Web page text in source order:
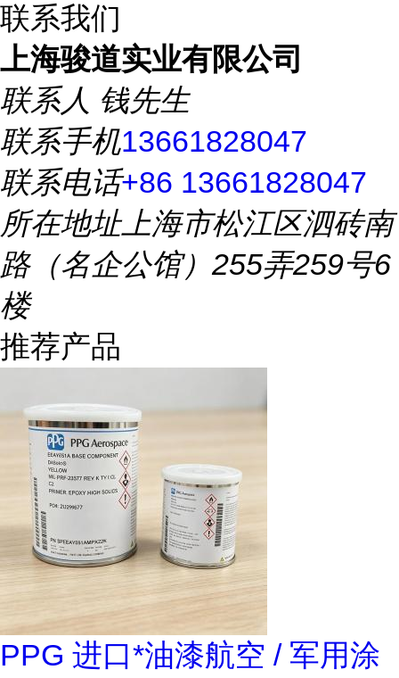
联系我们
上海骏道实业有限公司
联系人 钱先生
联系手机13661828047
联系电话+86 13661828047
所在地址上海市松江区泗砖南
路（名企公馆）255弄259号6
楼
推荐产品
PPG 进口*油漆航空 / 军用涂